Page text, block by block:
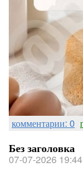
комментарии: 0
Без заголовка
07-07-2026 19:44